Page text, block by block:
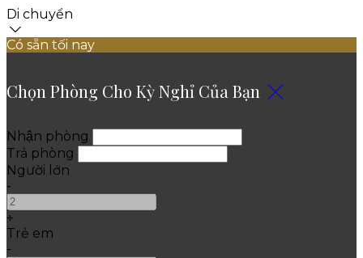
Di chuyển
Có sẵn tối nay
Chọn Phòng Cho Kỳ Nghỉ Của Bạn
Nhận phòng
Trả phòng
Người lớn
-
+
Trẻ em
-